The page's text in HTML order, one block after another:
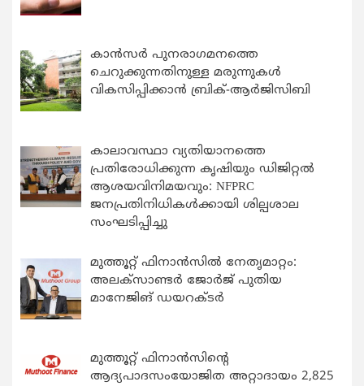
കാന്‍സര്‍ പുനരാഗമനത്തെ
ചെറുക്കുന്നതിനുള്ള മരുന്നുകള്‍
വികസിപ്പിക്കാന്‍ ബ്രിക്-ആര്‍ജിസിബി
കാലാവസ്ഥാ വ്യതിയാനത്തെ
പ്രതിരോധിക്കുന്ന കൃഷിയും ഡിജിറ്റൽ
ആശയവിനിമയവും: NFPRC
ജനപ്രതിനിധികൾക്കായി ശില്പശാല
സംഘടിപ്പിച്ചു
മുത്തൂറ്റ് ഫിനാൻസിൽ നേതൃമാറ്റം:
അലക്സാണ്ടർ ജോർജ് പുതിയ
മാനേജിങ് ഡയറക്ടർ
മുത്തൂറ്റ് ഫിനാൻസിന്റെ
ആദ്യപാദസംയോജിത അറ്റാദായം 2,825